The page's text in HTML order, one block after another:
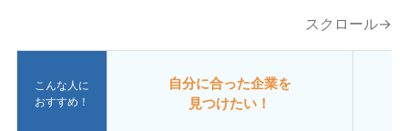
スクロール→
こんな人に
おすすめ！
自分に合った企業を
見つけたい！